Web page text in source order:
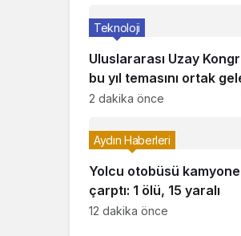
Uluslararası Uzay
bu yıl temasını ortak
için belirledi
Teknoloji
2 dakika önce
Yolcu otobüsü
çarptı: 1 ölü, 15 yaralı
Aydın Haberleri
12 dakika önce